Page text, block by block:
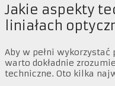
Jakie aspekty
liniałach
Aby w pełni wykorzystać
warto dokładnie
techniczne. Oto kilka